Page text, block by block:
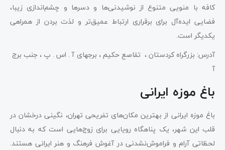
کافه با منویی متنوع از نوشیدنی‌ها و دسرها و چشم‌اندازی زیبا،
فضایی ایده‌آل برای برقراری ارتباط عمیق‌تر و لذت بردن از همراهی
یکدیگر است.
آدرس: بزرگراه کردستان ، تقاصع حکیم ، برجهای آ . اس . پ ، جنب برج
آ
باغ موزه ایرانی
باغ موزه ایرانی از بهترین مکان‌های تفریحی تهران، نگینی درخشان در
قلب این شهر، یک پناهگاه رویایی برای زوج‌هایی است که به دنبال
لحظاتی آرام و فراموش‌نشدنی در آغوش فرهنگ و هنر ایرانی هستند.